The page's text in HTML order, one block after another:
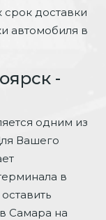
срок доставки
автомобиля в
-
одним из
Вашего
в
Самара на